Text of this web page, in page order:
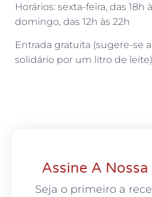
Horários: sexta-feira, das 18h
domingo, das 12h às 22h
Entrada gratuita (sugere-se
solidário por um litro de
Assine A
Seja o primeiro a